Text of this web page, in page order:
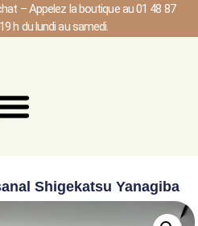
– Appelez la boutique au 01 48 87
h du lundi au samedi.
Shigekatsu Yanagiba